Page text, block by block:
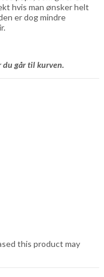
hvis man ønsker helt
er dog mindre
du går til kurven.
this product may